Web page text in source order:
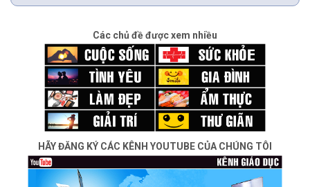
Các chủ đề được xem nhiều
HÃY ĐĂNG KÝ CÁC KÊNH YOUTUBE CỦA CHÚNG TÔI